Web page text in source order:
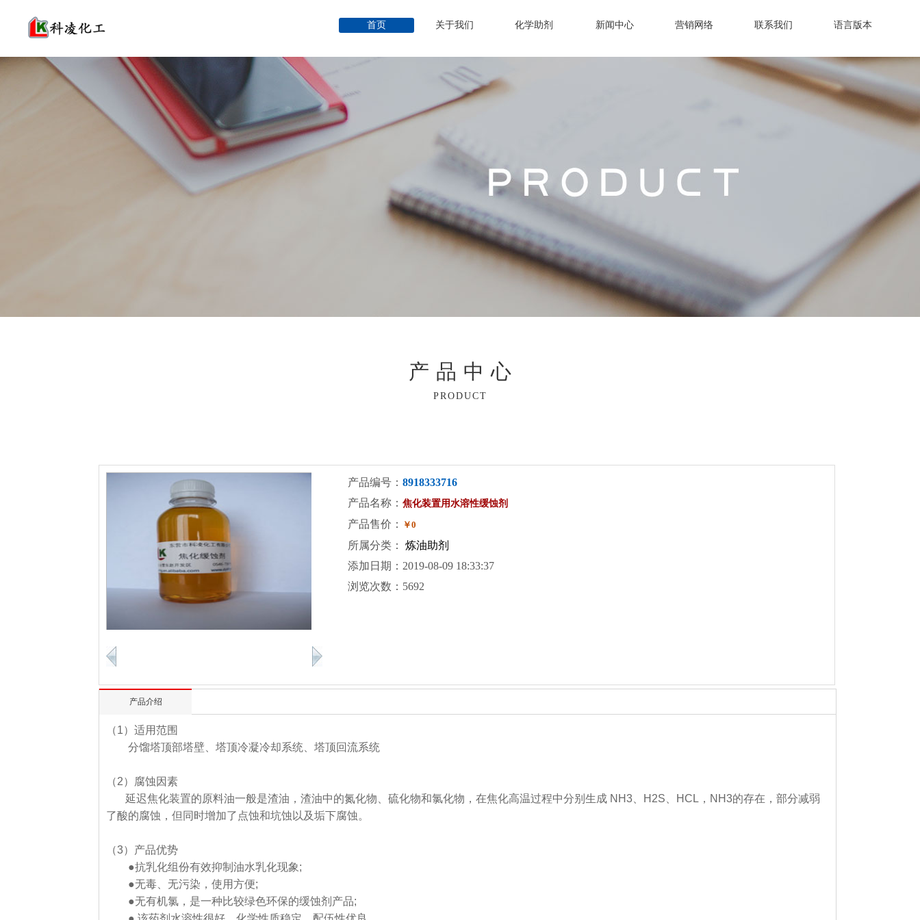
首页 关于我们 化学助剂 新闻中心 营销网络 联系我们 语言版本
产品中心
PRODUCT
产品编号：8918333716
产品名称：焦化装置用水溶性缓蚀剂
产品售价： ￥0
所属分类：炼油助剂
添加日期：2019-08-09 18:33:37
浏览次数：5692
产品介绍
（1）适用范围
分馏塔顶部塔壁、塔顶冷凝冷却系统、塔顶回流系统
（2）腐蚀因素
延迟焦化装置的原料油一般是渣油，渣油中的氮化物、硫化物和氯化物，在焦化高温过程中分别生成 NH3、H2S、HCL，NH3的存在，部分减弱
了酸的腐蚀，但同时增加了点蚀和坑蚀以及垢下腐蚀。
（3）产品优势
●抗乳化组份有效抑制油水乳化现象;
●无毒、无污染，使用方便;
●无有机氯，是一种比较绿色环保的缓蚀剂产品;